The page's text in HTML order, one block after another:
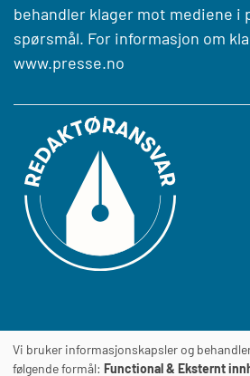
behandler klager mot mediene i
spørsmål. For informasjon om
www.presse.no
Journalens
Vi bruker informasjonskapsler og
følgende formål: Functional & Eksternt